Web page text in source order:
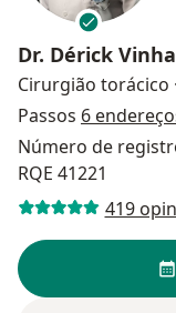
Dr. Dérick
Cirurgião torácico ·
Passos 6
Número de
RQE 41221
419